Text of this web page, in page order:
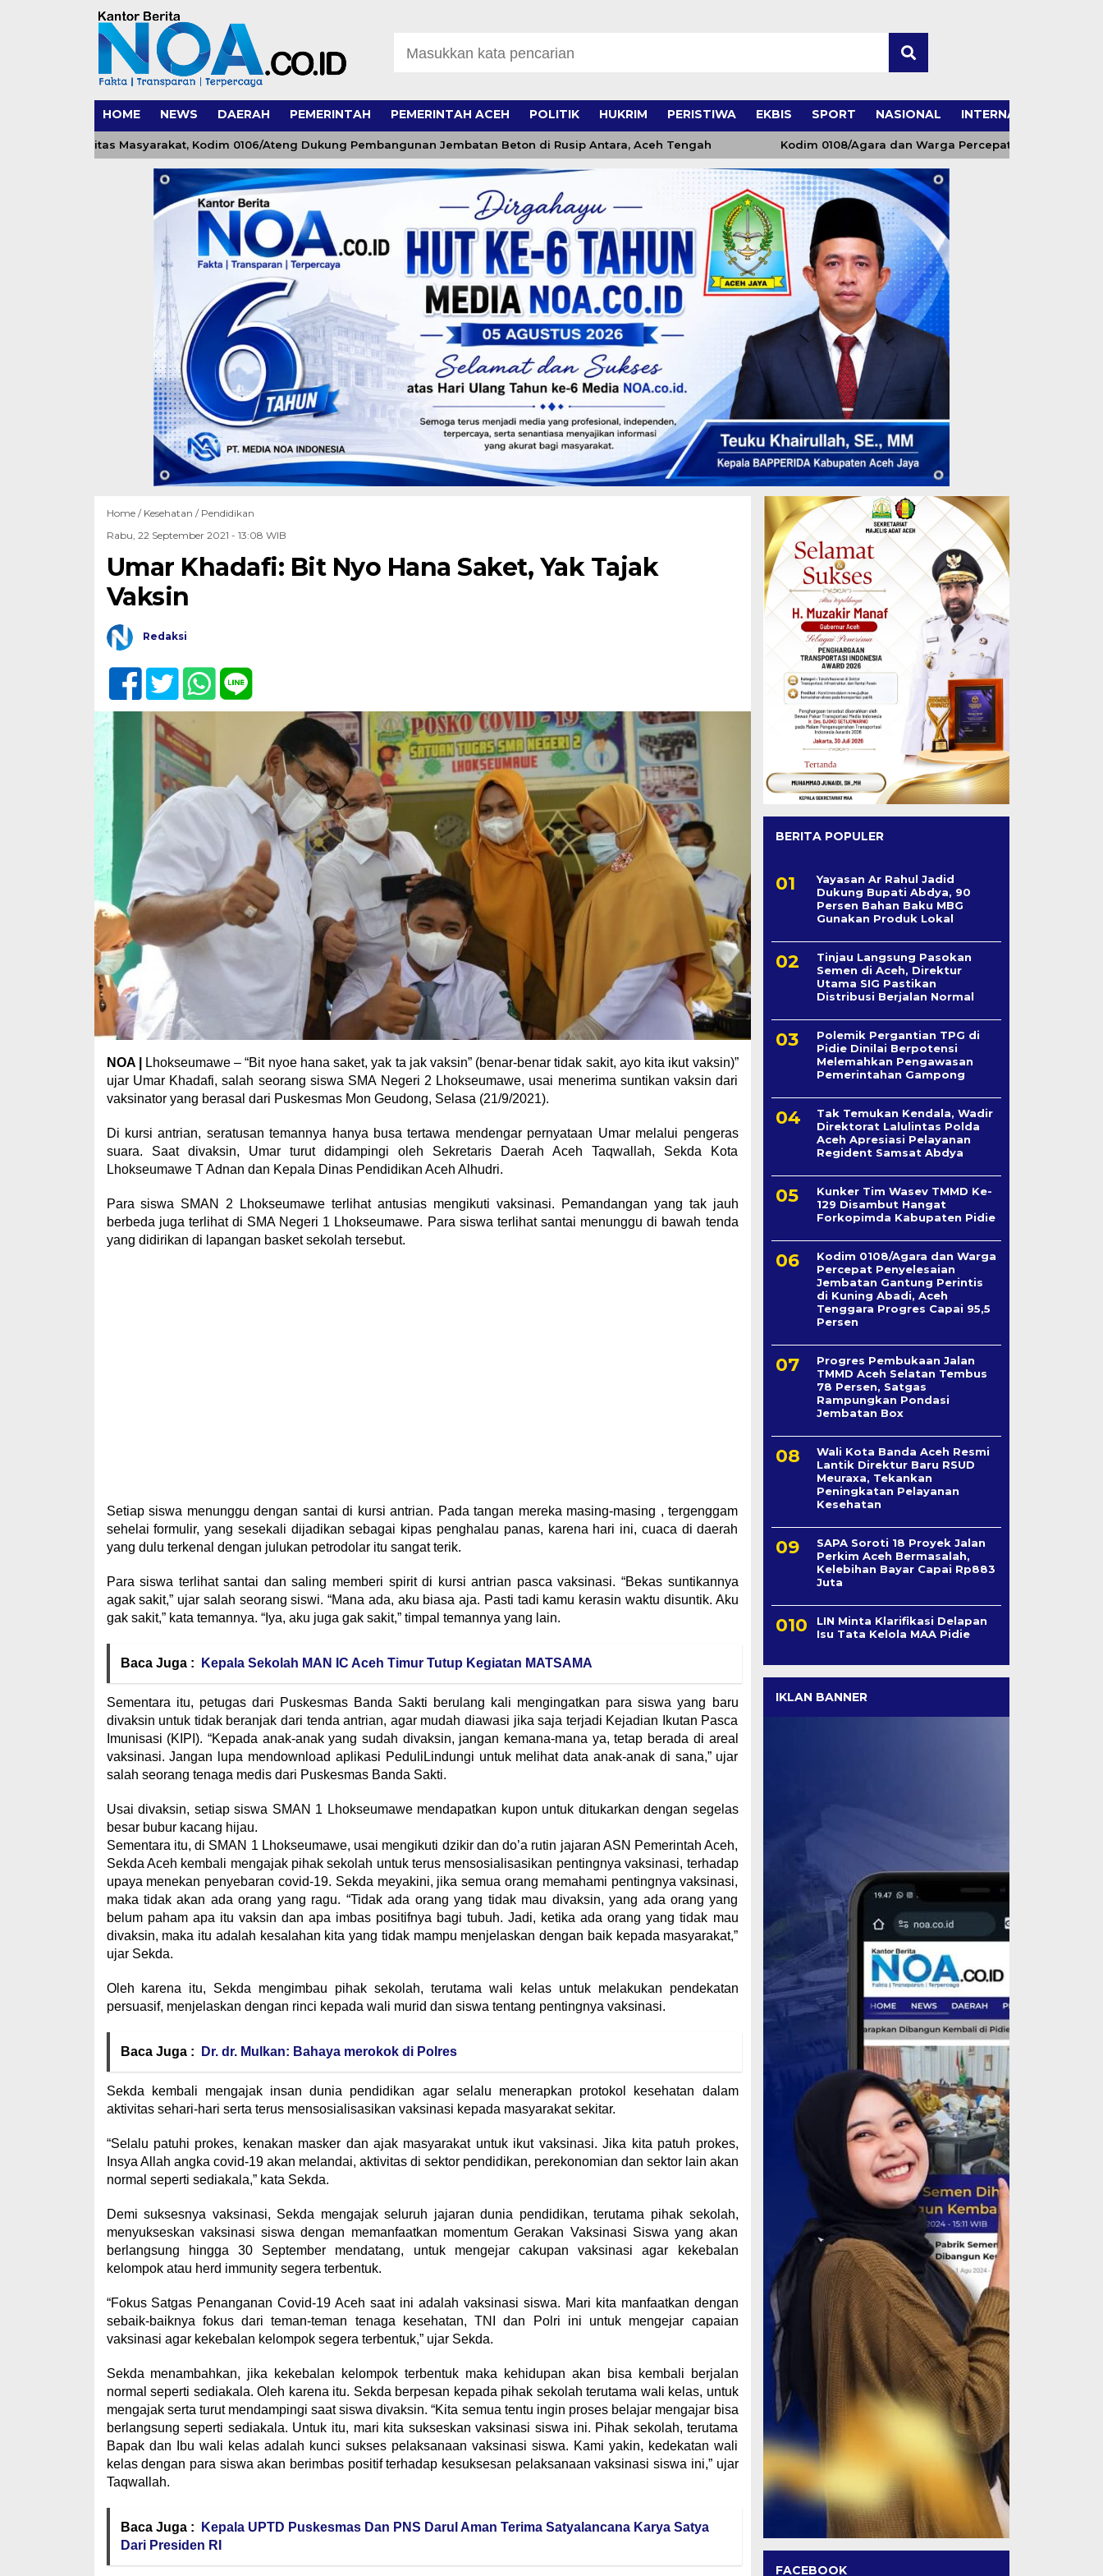
HOME NEWS DAERAH PEMERINTAH PEMERINTAH ACEH POLITIK HUKRIM PERISTIWA EKBIS SPORT NASIONAL INTERNASIONAL
Mobilitas Masyarakat, Kodim 0106/Ateng Dukung Pembangunan Jembatan Beton di Rusip Antara, Aceh Tengah Kodim 0108/Agara dan Warga Percepat Pembangunan
Home / Kesehatan / Pendidikan
Rabu, 22 September 2021 - 13:08 WIB
Umar Khadafi: Bit Nyo Hana Saket, Yak Tajak
Vaksin
Redaksi
NOA |
Lhokseumawe – “Bit nyoe hana saket, yak ta jak vaksin” (benar-benar tidak sakit, ayo kita ikut vaksin)”
ujar Umar Khadafi, salah seorang siswa SMA Negeri 2 Lhokseumawe, usai menerima suntikan vaksin dari
vaksinator yang berasal dari Puskesmas Mon Geudong, Selasa (21/9/2021).
Di kursi antrian, seratusan temannya hanya busa tertawa mendengar pernyataan Umar melalui pengeras
suara. Saat divaksin, Umar turut didampingi oleh Sekretaris Daerah Aceh Taqwallah, Sekda Kota
Lhokseumawe T Adnan dan Kepala Dinas Pendidikan Aceh Alhudri.
Para siswa SMAN 2 Lhokseumawe terlihat antusias mengikuti vaksinasi. Pemandangan yang tak jauh
berbeda juga terlihat di SMA Negeri 1 Lhokseumawe. Para siswa terlihat santai menunggu di bawah tenda
yang didirikan di lapangan basket sekolah tersebut.
Setiap siswa menunggu dengan santai di kursi antrian. Pada tangan mereka masing-masing , tergenggam
sehelai formulir, yang sesekali dijadikan sebagai kipas penghalau panas, karena hari ini, cuaca di daerah
yang dulu terkenal dengan julukan petrodolar itu sangat terik.
Para siswa terlihat santai dan saling memberi spirit di kursi antrian pasca vaksinasi. “Bekas suntikannya
agak sakit,” ujar salah seorang siswi. “Mana ada, aku biasa aja. Pasti tadi kamu kerasin waktu disuntik. Aku
gak sakit,” kata temannya. “Iya, aku juga gak sakit,” timpal temannya yang lain.
Baca Juga : Kepala Sekolah MAN IC Aceh Timur Tutup Kegiatan MATSAMA
Sementara itu, petugas dari Puskesmas Banda Sakti berulang kali mengingatkan para siswa yang baru
divaksin untuk tidak beranjak dari tenda antrian, agar mudah diawasi jika saja terjadi Kejadian Ikutan Pasca
Imunisasi (KIPI). “Kepada anak-anak yang sudah divaksin, jangan kemana-mana ya, tetap berada di areal
vaksinasi. Jangan lupa mendownload aplikasi PeduliLindungi untuk melihat data anak-anak di sana,” ujar
salah seorang tenaga medis dari Puskesmas Banda Sakti.
Usai divaksin, setiap siswa SMAN 1 Lhokseumawe mendapatkan kupon untuk ditukarkan dengan segelas
besar bubur kacang hijau.
Sementara itu, di SMAN 1 Lhokseumawe, usai mengikuti dzikir dan do’a rutin jajaran ASN Pemerintah Aceh,
Sekda Aceh kembali mengajak pihak sekolah untuk terus mensosialisasikan pentingnya vaksinasi, terhadap
upaya menekan penyebaran covid-19. Sekda meyakini, jika semua orang memahami pentingnya vaksinasi,
maka tidak akan ada orang yang ragu. “Tidak ada orang yang tidak mau divaksin, yang ada orang yang
belum paham apa itu vaksin dan apa imbas positifnya bagi tubuh. Jadi, ketika ada orang yang tidak mau
divaksin, maka itu adalah kesalahan kita yang tidak mampu menjelaskan dengan baik kepada masyarakat,”
ujar Sekda.
Oleh karena itu, Sekda mengimbau pihak sekolah, terutama wali kelas untuk melakukan pendekatan
persuasif, menjelaskan dengan rinci kepada wali murid dan siswa tentang pentingnya vaksinasi.
Baca Juga : Dr. dr. Mulkan: Bahaya merokok di Polres
Sekda kembali mengajak insan dunia pendidikan agar selalu menerapkan protokol kesehatan dalam
aktivitas sehari-hari serta terus mensosialisasikan vaksinasi kepada masyarakat sekitar.
“Selalu patuhi prokes, kenakan masker dan ajak masyarakat untuk ikut vaksinasi. Jika kita patuh prokes,
Insya Allah angka covid-19 akan melandai, aktivitas di sektor pendidikan, perekonomian dan sektor lain akan
normal seperti sediakala,” kata Sekda.
Demi suksesnya vaksinasi, Sekda mengajak seluruh jajaran dunia pendidikan, terutama pihak sekolah,
menyukseskan vaksinasi siswa dengan memanfaatkan momentum Gerakan Vaksinasi Siswa yang akan
berlangsung hingga 30 September mendatang, untuk mengejar cakupan vaksinasi agar kekebalan
kelompok atau herd immunity segera terbentuk.
“Fokus Satgas Penanganan Covid-19 Aceh saat ini adalah vaksinasi siswa. Mari kita manfaatkan dengan
sebaik-baiknya fokus dari teman-teman tenaga kesehatan, TNI dan Polri ini untuk mengejar capaian
vaksinasi agar kekebalan kelompok segera terbentuk,” ujar Sekda.
Sekda menambahkan, jika kekebalan kelompok terbentuk maka kehidupan akan bisa kembali berjalan
normal seperti sediakala. Oleh karena itu. Sekda berpesan kepada pihak sekolah terutama wali kelas, untuk
mengajak serta turut mendampingi saat siswa divaksin. “Kita semua tentu ingin proses belajar mengajar bisa
berlangsung seperti sediakala. Untuk itu, mari kita sukseskan vaksinasi siswa ini. Pihak sekolah, terutama
Bapak dan Ibu wali kelas adalah kunci sukses pelaksanaan vaksinasi siswa. Kami yakin, kedekatan wali
kelas dengan para siswa akan berimbas positif terhadap kesuksesan pelaksanaan vaksinasi siswa ini,” ujar
Taqwallah.
Baca Juga :
Kepala UPTD Puskesmas Dan PNS Darul Aman Terima Satyalancana Karya Satya
Dari Presiden RI
BERITA POPULER
Yayasan Ar Rahul Jadid
Dukung Bupati Abdya, 90
Persen Bahan Baku MBG
Gunakan Produk Lokal
Tinjau Langsung Pasokan
Semen di Aceh, Direktur
Utama SIG Pastikan
Distribusi Berjalan Normal
Polemik Pergantian TPG di
Pidie Dinilai Berpotensi
Melemahkan Pengawasan
Pemerintahan Gampong
Tak Temukan Kendala, Wadir
Direktorat Lalulintas Polda
Aceh Apresiasi Pelayanan
Regident Samsat Abdya
Kunker Tim Wasev TMMD Ke-
129 Disambut Hangat
Forkopimda Kabupaten Pidie
Kodim 0108/Agara dan Warga
Percepat Penyelesaian
Jembatan Gantung Perintis
di Kuning Abadi, Aceh
Tenggara Progres Capai 95,5
Persen
Progres Pembukaan Jalan
TMMD Aceh Selatan Tembus
78 Persen, Satgas
Rampungkan Pondasi
Jembatan Box
Wali Kota Banda Aceh Resmi
Lantik Direktur Baru RSUD
Meuraxa, Tekankan
Peningkatan Pelayanan
Kesehatan
SAPA Soroti 18 Proyek Jalan
Perkim Aceh Bermasalah,
Kelebihan Bayar Capai Rp883
Juta
LIN Minta Klarifikasi Delapan
Isu Tata Kelola MAA Pidie
IKLAN BANNER
FACEBOOK